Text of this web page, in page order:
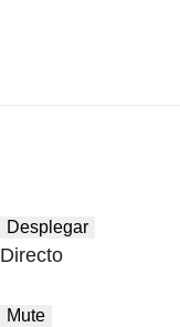
Desplegar
Directo
Mute